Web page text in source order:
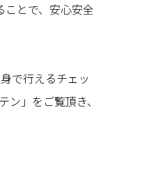
ことで、安心安全
で行えるチェッ
」をご覧頂き、